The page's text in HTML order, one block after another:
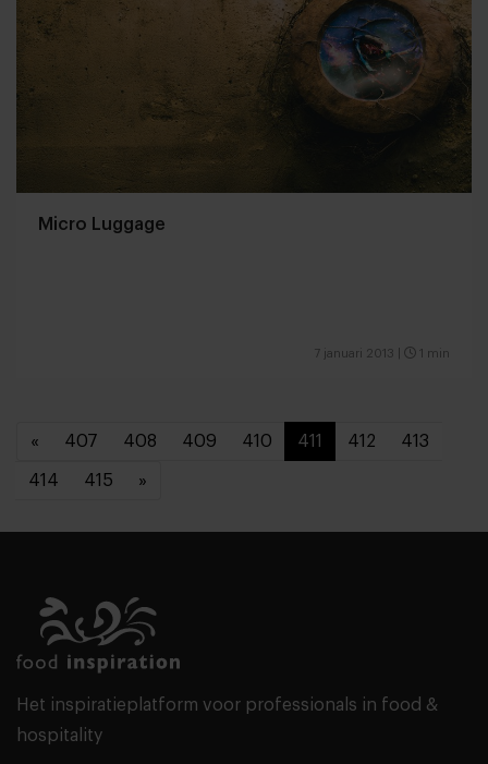
Micro Luggage
7 januari 2013 1 min
« 407 408 409 410 411 412 413
414 415 »
Het inspiratieplatform voor professionals in food &
hospitality